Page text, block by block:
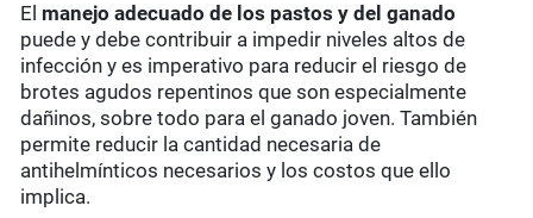
El manejo adecuado de los pastos y del ganado
puede y debe contribuir a impedir niveles altos de
infección y es imperativo para reducir el riesgo de
brotes agudos repentinos que son especialmente
dañinos, sobre todo para el ganado joven. También
permite reducir la cantidad necesaria de
antihelmínticos necesarios y los costos que ello
implica.